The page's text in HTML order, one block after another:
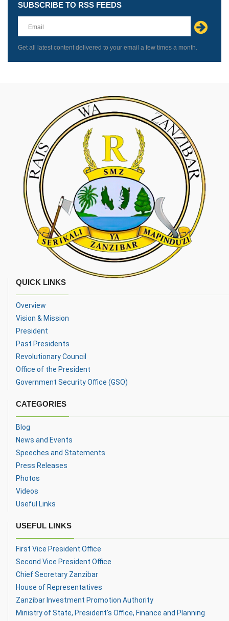
Leave
this
field
blank
SUBSCRIBE TO RSS FEEDS
Get all latest content delivered to your email a few times a month.
QUICK LINKS
Overview
Vision & Mission
President
Past Presidents
Revolutionary Council
Office of the President
Government Security Office (GSO)
CATEGORIES
Blog
News and Events
Speeches and Statements
Press Releases
Photos
Videos
Useful Links
USEFUL LINKS
First Vice President Office
Second Vice President Office
Chief Secretary Zanzibar
House of Representatives
Zanzibar Investment Promotion Authority
Ministry of State, President's Office, Finance and Planning